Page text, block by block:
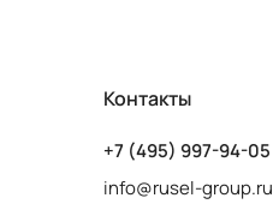
Контакты
+7 (495) 997-94-05
info@rusel-group.ru